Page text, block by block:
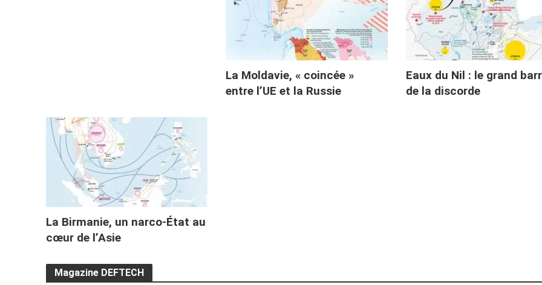
La Moldavie, « coincée »
entre l’UE et la Russie
Eaux du Nil : le grand
de la discorde
La Birmanie, un narco-État au
cœur de l’Asie
Magazine DEFTECH